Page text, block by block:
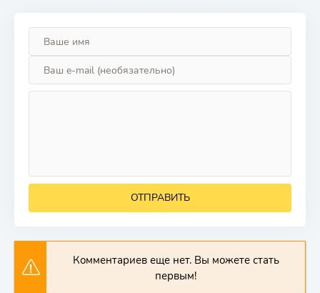
ОТПРАВИТЬ
Комментариев еще нет. Вы можете стать
первым!